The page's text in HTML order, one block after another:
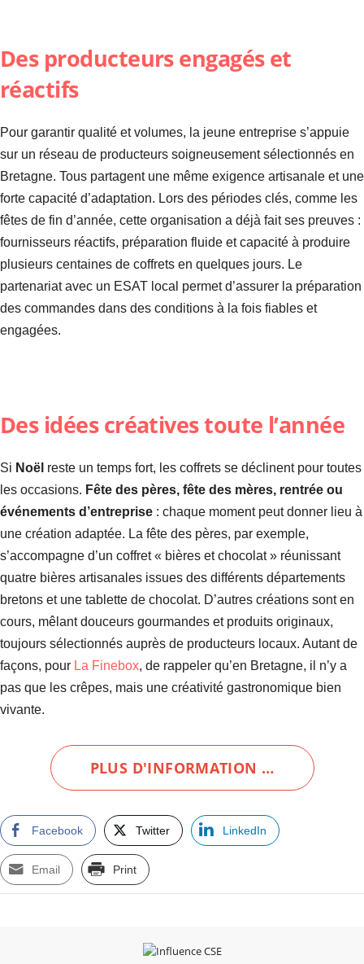
Des producteurs engagés et
réactifs
Pour garantir qualité et volumes, la jeune entreprise s’appuie
sur un réseau de producteurs soigneusement sélectionnés en
Bretagne. Tous partagent une même exigence artisanale et une
forte capacité d’adaptation. Lors des périodes clés, comme les
fêtes de fin d’année, cette organisation a déjà fait ses preuves :
fournisseurs réactifs, préparation fluide et capacité à produire
plusieurs centaines de coffrets en quelques jours. Le
partenariat avec un ESAT local permet d’assurer la préparation
des commandes dans des conditions à la fois fiables et
engagées.
Des idées créatives toute l’année
Si Noël reste un temps fort, les coffrets se déclinent pour toutes
les occasions. Fête des pères, fête des mères, rentrée ou
événements d’entreprise : chaque moment peut donner lieu à
une création adaptée. La fête des pères, par exemple,
s’accompagne d’un coffret « bières et chocolat » réunissant
quatre bières artisanales issues des différents départements
bretons et une tablette de chocolat. D’autres créations sont en
cours, mêlant douceurs gourmandes et produits originaux,
toujours sélectionnés auprès de producteurs locaux. Autant de
façons, pour La Finebox, de rappeler qu’en Bretagne, il n’y a
pas que les crêpes, mais une créativité gastronomique bien
vivante.
PLUS D'INFORMATION …
Facebook Twitter LinkedIn
Email Print